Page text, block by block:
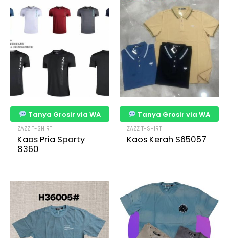
Tanya Grosir via WA
ZAZZ T-SHIRT
Kaos Pria Sporty
8360
Tanya Grosir via WA
ZAZZ T-SHIRT
Kaos Kerah S65057